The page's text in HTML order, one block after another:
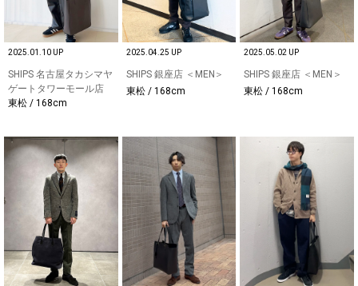
2025.01.10 UP
SHIPS 名古屋タカシマヤ
ゲートタワーモール店
東松 / 168cm
2025.04.25 UP
SHIPS 銀座店 ＜MEN＞
東松 / 168cm
2025.05.02 UP
SHIPS 銀座店 ＜MEN＞
東松 / 168cm